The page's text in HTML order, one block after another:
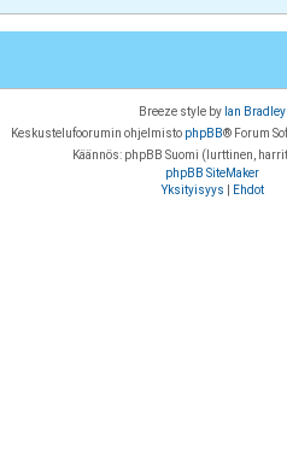
Breeze style by Ian Bradley
Keskustelufoorumin ohjelmisto phpBB® Forum
Käännös: phpBB Suomi (lurttinen,
phpBB SiteMaker
Yksityisyys
Ehdot